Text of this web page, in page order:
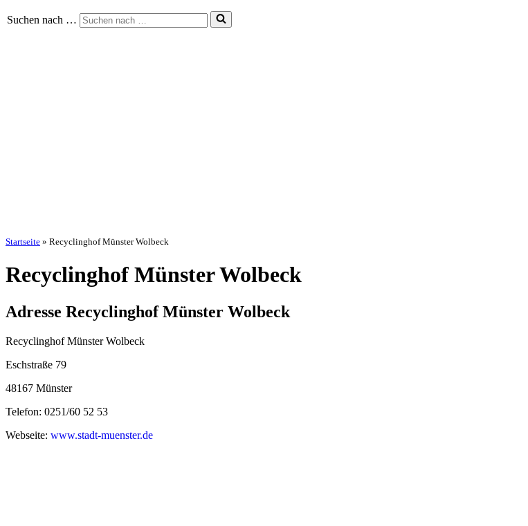
Suchen nach …
Startseite » Recyclinghof Münster Wolbeck
Recyclinghof Münster Wolbeck
Adresse Recyclinghof Münster Wolbeck
Recyclinghof Münster Wolbeck
Eschstraße 79
48167 Münster
Telefon: 0251/60 52 53
Webseite: www.stadt-muenster.de